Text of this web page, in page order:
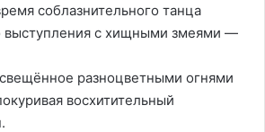
соблазнительного танца
выступления с хищными змеями —
разноцветными огнями
восхитительный